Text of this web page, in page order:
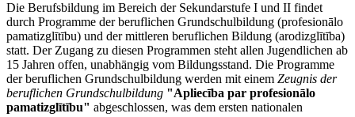
Die Berufsbildung im Bereich der Sekundarstufe I und II findet
durch Programme der beruflichen Grundschulbildung (profesionālo
pamatizglītību) und der mittleren beruflichen Bildung (arodizglītība)
statt. Der Zugang zu diesen Programmen steht allen Jugendlichen ab
15 Jahren offen, unabhängig vom Bildungsstand. Die Programme
der beruflichen Grundschulbildung werden mit einem Zeugnis der
beruflichen Grundschulbildung "Apliecība par profesionālo
pamatizglītību" abgeschlossen, was dem ersten nationalen